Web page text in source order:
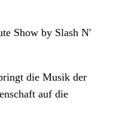
Show by Slash N'
die Musik der
auf die